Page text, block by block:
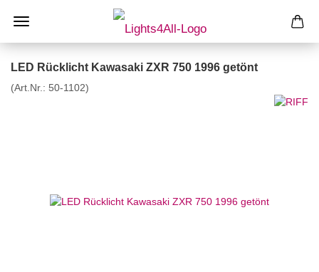
LED Rücklicht Kawasaki ZXR 750 1996 getönt
(Art.Nr.: 50-1102)